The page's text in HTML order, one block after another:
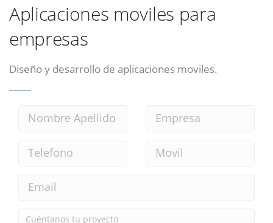
Aplicaciones moviles para
empresas
Diseño y desarrollo de aplicaciones moviles.